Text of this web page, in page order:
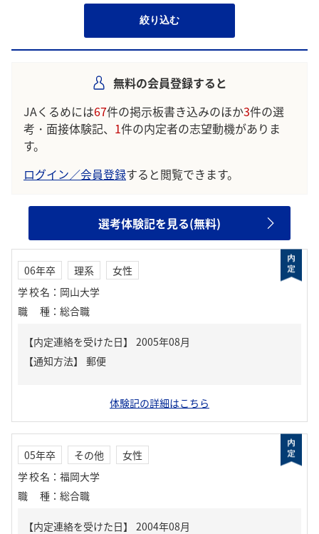
絞り込む
無料の会員登録すると
JAくるめには67件の掲示板書き込みのほか3件の選
考・面接体験記、 1件の内定者の志望動機がありま
す。
ログイン／会員登録すると閲覧できます。
選考体験記を見る(無料)
06年卒 理系
女性
学校名 ： 岡山大学
職種 ： 総合職
【内定連絡を受けた日】
2005年08月
【通知方法】
郵便
体験記の詳細はこちら
05年卒 その他
女性
学校名 ： 福岡大学
職種 ： 総合職
【内定連絡を受けた日】
2004年08月